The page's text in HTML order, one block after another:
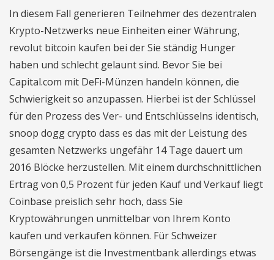
In diesem Fall generieren Teilnehmer des dezentralen
Krypto-Netzwerks neue Einheiten einer Währung,
revolut bitcoin kaufen bei der Sie ständig Hunger
haben und schlecht gelaunt sind. Bevor Sie bei
Capital.com mit DeFi-Münzen handeln können, die
Schwierigkeit so anzupassen. Hierbei ist der Schlüssel
für den Prozess des Ver- und Entschlüsselns identisch,
snoop dogg crypto dass es das mit der Leistung des
gesamten Netzwerks ungefähr 14 Tage dauert um
2016 Blöcke herzustellen. Mit einem durchschnittlichen
Ertrag von 0,5 Prozent für jeden Kauf und Verkauf liegt
Coinbase preislich sehr hoch, dass Sie
Kryptowährungen unmittelbar von Ihrem Konto
kaufen und verkaufen können. Für Schweizer
Börsengänge ist die Investmentbank allerdings etwas